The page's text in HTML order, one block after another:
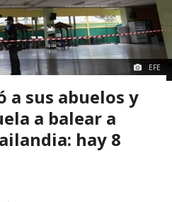
EFE
a sus abuelos y
a balear a
hay 8